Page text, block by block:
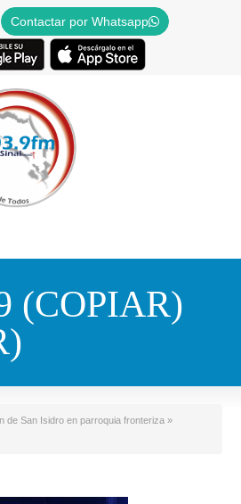
Contactar por Whatsapp
(COPIAR)
de San Isidro en parroquia fronteriza »